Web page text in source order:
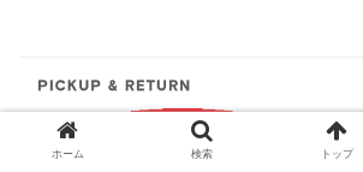
ホーム 検索 トップ